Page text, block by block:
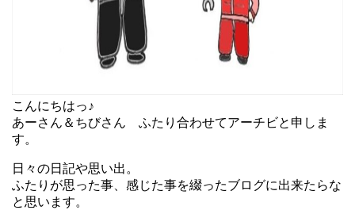
こんにちはっ♪
あーさん＆ちびさん ふたり合わせてアーチビと申しま
す。
日々の日記や思い出。
ふたりが思った事、感じた事を綴ったブログに出来たらな
と思います。